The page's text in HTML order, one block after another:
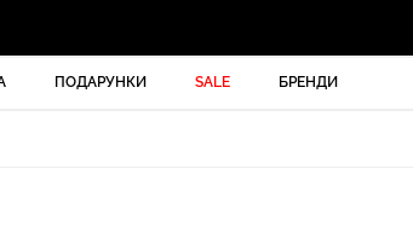
ПОДАРУНКИ SALE БРЕНДИ